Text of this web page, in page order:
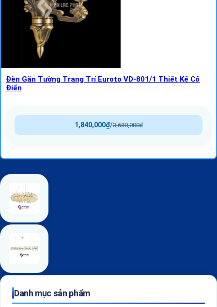
Đèn Gắn Tường Trang Trí Euroto VD-801/1 Thiết Kế Cổ
Điển
3,680,000₫
/
1,840,000₫
Danh mục sản phẩm